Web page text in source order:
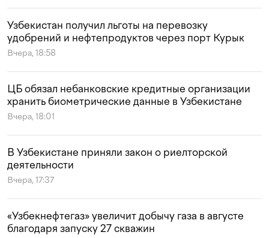
Узбекистан получил льготы на перевозку
удобрений и нефтепродуктов через порт Курык
Вчера, 18:58
ЦБ обязал небанковские кредитные организации
хранить биометрические данные в Узбекистане
Вчера, 18:01
В Узбекистане приняли закон о риелторской
деятельности
Вчера, 17:37
«Узбекнефтегаз» увеличит добычу газа в августе
благодаря запуску 27 скважин